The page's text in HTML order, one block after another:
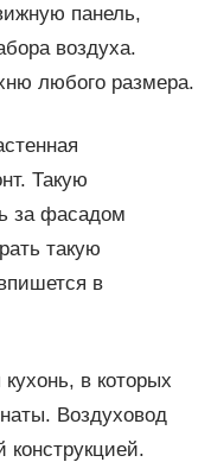
панель,
воздуха.
любого размера.
Такую
за фасадом
такую
в
в которых
Воздуховод
конструкцией.